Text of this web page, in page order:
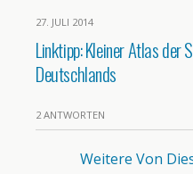
27. JULI 2014
Linktipp: Kleiner Atlas der
Deutschlands
2 ANTWORTEN
Weitere Von